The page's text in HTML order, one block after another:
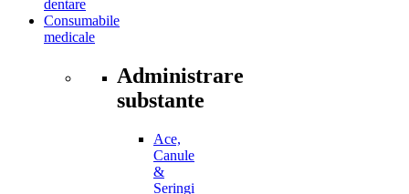
dentare
Consumabile
medicale
Administrare
substante
Ace,
Canule
&
Seringi